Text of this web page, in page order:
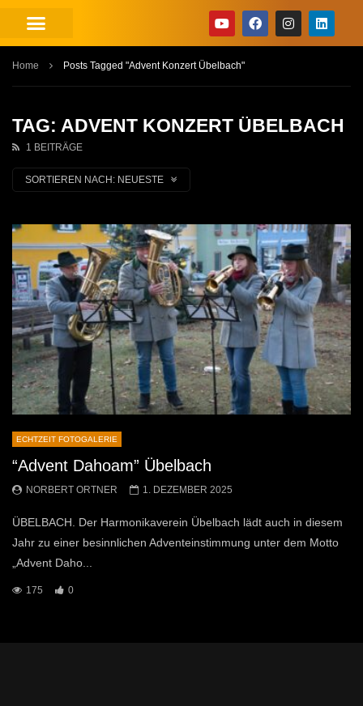
Home Posts Tagged "Advent Konzert Übelbach"
TAG: ADVENT KONZERT ÜBELBACH
1 BEITRÄGE
SORTIEREN NACH: NEUESTE
ECHTZEIT FOTOGALERIE
“Advent Dahoam” Übelbach
NORBERT ORTNER 1. DEZEMBER 2025
ÜBELBACH. Der Harmonikaverein Übelbach lädt auch in diesem
Jahr zu einer besinnlichen Adventeinstimmung unter dem Motto
„Advent Daho...
175 0